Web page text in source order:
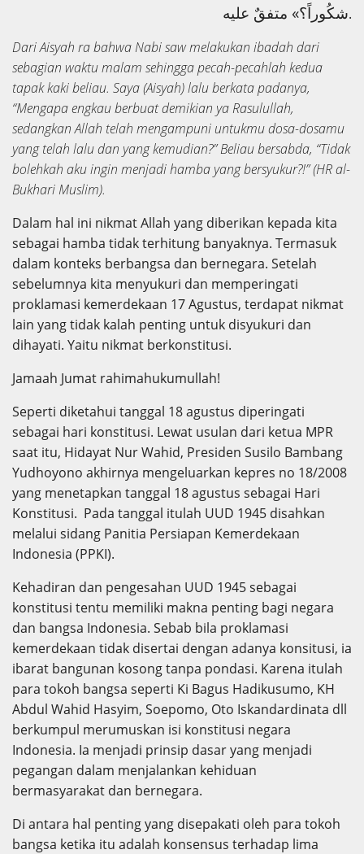
شكُوراً؟» متفقٌ عليه.
Dari Aisyah ra bahwa Nabi saw melakukan ibadah dari
sebagian waktu malam sehingga pecah-pecahlah kedua
tapak kaki beliau. Saya (Aisyah) lalu berkata padanya,
“Mengapa engkau berbuat demikian ya Rasulullah,
sedangkan Allah telah mengampuni untukmu dosa-dosamu
yang telah lalu dan yang kemudian?” Beliau bersabda, “Tidak
bolehkah aku ingin menjadi hamba yang bersyukur?!” (HR al-
Bukhari Muslim).
Dalam hal ini nikmat Allah yang diberikan kepada kita
sebagai hamba tidak terhitung banyaknya. Termasuk
dalam konteks berbangsa dan bernegara. Setelah
sebelumnya kita menyukuri dan memperingati
proklamasi kemerdekaan 17 Agustus, terdapat nikmat
lain yang tidak kalah penting untuk disyukuri dan
dihayati. Yaitu nikmat berkonstitusi.
Jamaah Jumat rahimahukumullah!
Seperti diketahui tanggal 18 agustus diperingati
sebagai hari konstitusi. Lewat usulan dari ketua MPR
saat itu, Hidayat Nur Wahid, Presiden Susilo Bambang
Yudhoyono akhirnya mengeluarkan kepres no 18/2008
yang menetapkan tanggal 18 agustus sebagai Hari
Konstitusi. Pada tanggal itulah UUD 1945 disahkan
melalui sidang Panitia Persiapan Kemerdekaan
Indonesia (PPKI).
Kehadiran dan pengesahan UUD 1945 sebagai
konstitusi tentu memiliki makna penting bagi negara
dan bangsa Indonesia. Sebab bila proklamasi
kemerdekaan tidak disertai dengan adanya konsitusi, ia
ibarat bangunan kosong tanpa pondasi. Karena itulah
para tokoh bangsa seperti Ki Bagus Hadikusumo, KH
Abdul Wahid Hasyim, Soepomo, Oto Iskandardinata dll
berkumpul merumuskan isi konstitusi negara
Indonesia. Ia menjadi prinsip dasar yang menjadi
pegangan dalam menjalankan kehiduan
bermasyarakat dan bernegara.
Di antara hal penting yang disepakati oleh para tokoh
bangsa ketika itu adalah konsensus terhadap lima